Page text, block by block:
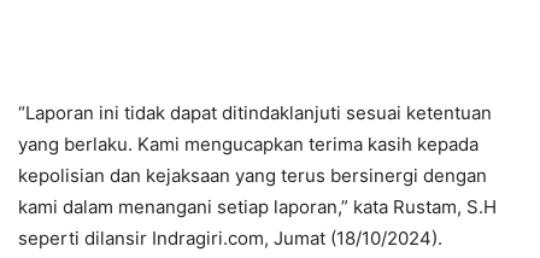
“Laporan ini tidak dapat ditindaklanjuti sesuai ketentuan
yang berlaku. Kami mengucapkan terima kasih kepada
kepolisian dan kejaksaan yang terus bersinergi dengan
kami dalam menangani setiap laporan,” kata Rustam, S.H
seperti dilansir Indragiri.com, Jumat (18/10/2024).